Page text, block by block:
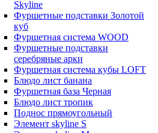
Skyline
Фуршетные подставки Золотой
куб
Фуршетная система WOOD
Фуршетные подставки
серебряные арки
Фуршетная система кубы LOFT
Блюдо лист банана
Фуршетная база Черная
Блюдо лист тропик
Поднос прямоугольный
Элемент skyline S